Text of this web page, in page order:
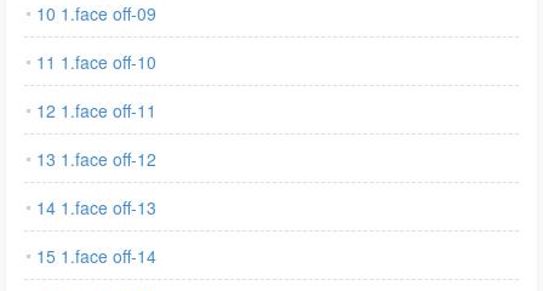
10 1.face off-09
11 1.face off-10
12 1.face off-11
13 1.face off-12
14 1.face off-13
15 1.face off-14